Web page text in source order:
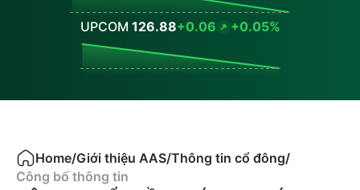
UPCOM 126.88+0.06 +0.05%
Home/Giới thiệu AAS/Thông tin cổ đông/
Công bố thông tin